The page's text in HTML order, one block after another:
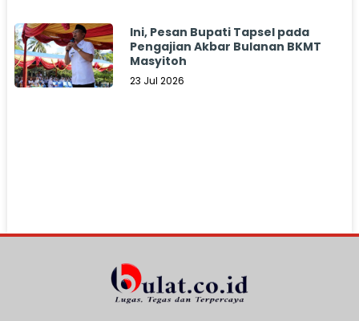
Ini, Pesan Bupati Tapsel pada
Pengajian Akbar Bulanan BKMT
Masyitoh
23 Jul 2026